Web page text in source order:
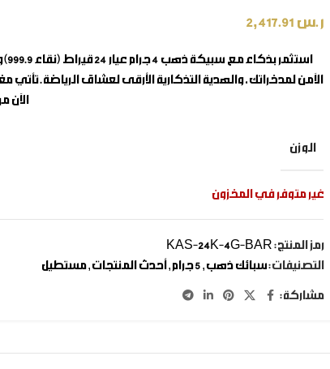
ر.س
استثمر بذكاء مع سبيكة ذهب 4 جرام
الآمن لمدخراتك، والهدية التذكارية الأرقى لعشاق الرياضة.
الآن
الوزن
غير متوفر في المخزون
رمز المنتج: KAS-24K-4G-BAR
التصنيفات:سبائك ذهب , 5 جرام , أحدث المنتجات , مستطيل
مشاركة: